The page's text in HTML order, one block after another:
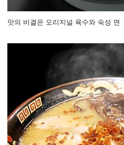
맛의 비결은 오리지널 육수와 숙성 면